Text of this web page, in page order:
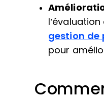
gestion de
pour